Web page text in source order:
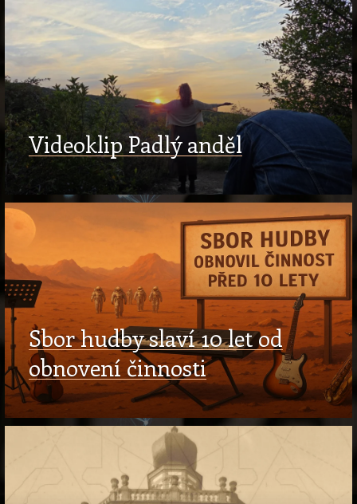
Videoklip Padlý anděl
Sbor hudby slaví 10 let od
obnovení činnosti